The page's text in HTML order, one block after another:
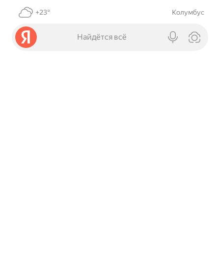
+23° Колумбус
Найдётся всё